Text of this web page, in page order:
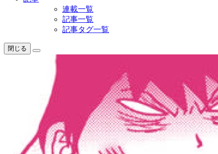
連載一覧
記事一覧
記事タグ一覧
閉じる